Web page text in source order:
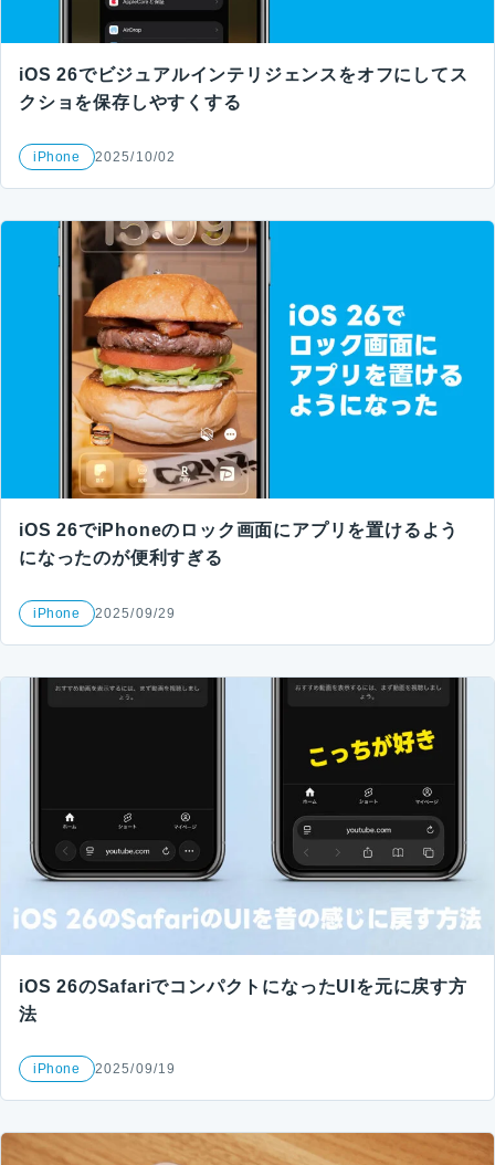
iOS 26でビジュアルインテリジェンスをオフにしてス
クショを保存しやすくする
iPhone 2025/10/02
iOS 26でiPhoneのロック画面にアプリを置けるよう
になったのが便利すぎる
iPhone 2025/09/29
iOS 26のSafariでコンパクトになったUIを元に戻す方
法
iPhone 2025/09/19